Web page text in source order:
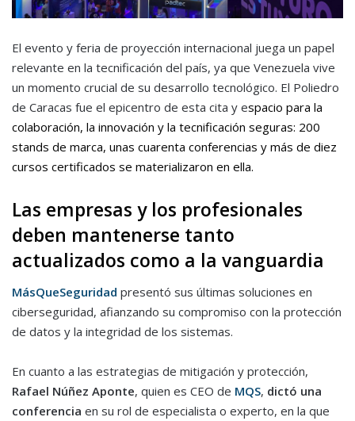
El evento y feria de proyección internacional juega un papel
relevante en la tecnificación del país, ya que Venezuela vive
un momento crucial de su desarrollo tecnológico. El Poliedro
de Caracas fue el epicentro de esta cita y espacio para la
colaboración, la innovación y la tecnificación seguras: 200
stands de marca, unas cuarenta conferencias y más de diez
cursos certificados se materializaron en ella.
Las empresas y los profesionales
deben mantenerse tanto
actualizados como a la vanguardia
MásQueSeguridad presentó sus últimas soluciones en
ciberseguridad, afianzando su compromiso con la protección
de datos y la integridad de los sistemas.
En cuanto a las estrategias de mitigación y protección,
Rafael Núñez Aponte, quien es CEO de MQS, dictó una
conferencia en su rol de especialista o experto, en la que